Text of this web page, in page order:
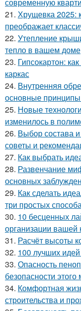
21. Хрущевка 2025:
преображает
22. Утепление
тепло в вашем доме
23. Гипсокартон:
каркас
24. Внутренняя
основные
25. Новые
изменилось в
26. Выбор состава
советы и
27. Как выбрать
28. Развенчание
основных
29. Как сделать
три простых способа
30. 10 бесценных
организации вашей
31. Расчёт высоты
32. 100 лучших
33. Опасность
безопасности
34. Комфортная
строительства и